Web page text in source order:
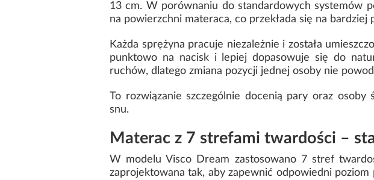
13 cm. W porównaniu do standardowych systemów
na powierzchni materaca, co przekłada się na bardziej
Każda sprężyna pracuje niezależnie i została
punktowo na nacisk i lepiej dopasowuje się do
ruchów, dlatego zmiana pozycji jednej osoby nie
To rozwiązanie szczególnie docenią pary oraz
snu.
Materac z 7 strefami twardości –
W modelu Visco Dream zastosowano 7 stref
zaprojektowana tak, aby zapewnić odpowiedni